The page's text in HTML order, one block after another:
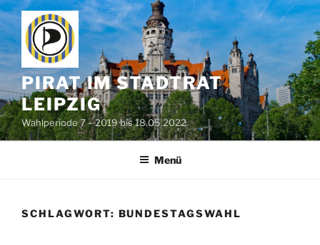
Zum
Inhalt
springen
PIRAT IM STADTRAT
LEIPZIG
Wahlperiode 7 – 2019 bis 18.05.2022
Menü
SCHLAGWORT: BUNDESTAGSWAHL